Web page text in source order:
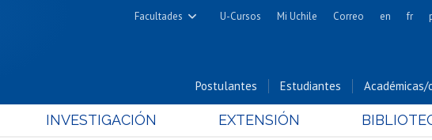
Facultades
Cs. Físicas y Matemáticas
Cs. Forestales y
Cs. Químicas y Farmacéuticas
Cs. Sociales
U-Cursos Mi Uchile Correo en fr
Postulantes Estudiantes Académicas/
INVESTIGACIÓN EXTENSIÓN